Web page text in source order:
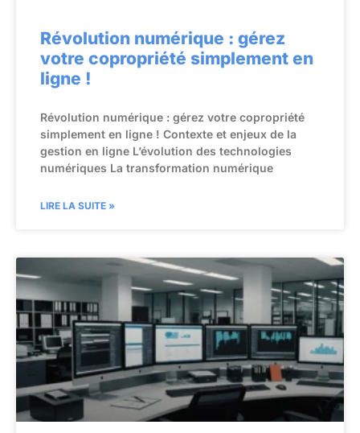
Révolution numérique : gérez
votre copropriété simplement en
ligne !
Révolution numérique : gérez votre copropriété
simplement en ligne ! Contexte et enjeux de la
gestion en ligne L’évolution des technologies
numériques La transformation numérique
LIRE LA SUITE »